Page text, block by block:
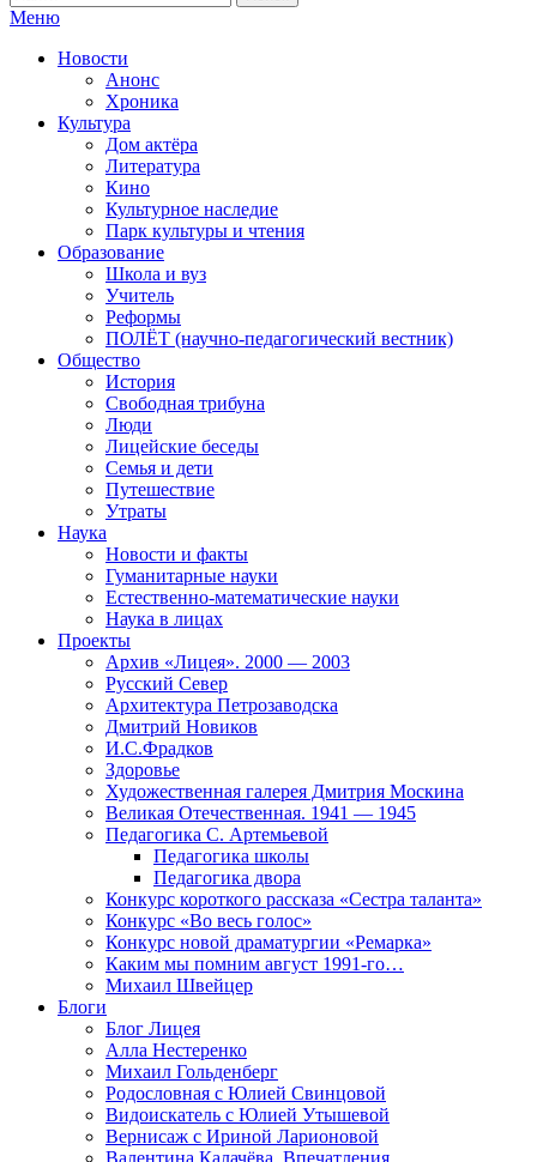
Меню
Новости
Анонс
Хроника
Культура
Дом актёра
Литература
Кино
Культурное наследие
Парк культуры и чтения
Образование
Школа и вуз
Учитель
Реформы
ПОЛЁТ (научно-педагогический вестник)
Общество
История
Свободная трибуна
Люди
Лицейские беседы
Семья и дети
Путешествие
Утраты
Наука
Новости и факты
Гуманитарные науки
Естественно-математические науки
Наука в лицах
Проекты
Архив «Лицея». 2000 — 2003
Русский Север
Архитектура Петрозаводска
Дмитрий Новиков
И.С.Фрадков
Здоровье
Художественная галерея Дмитрия Москина
Великая Отечественная. 1941 — 1945
Педагогика С. Артемьевой
Педагогика школы
Педагогика двора
Конкурс короткого рассказа «Сестра таланта»
Конкурс «Во весь голос»
Конкурс новой драматургии «Ремарка»
Каким мы помним август 1991-го…
Михаил Швейцер
Блоги
Блог Лицея
Алла Нестеренко
Михаил Гольденберг
Родословная с Юлией Свинцовой
Видоискатель с Юлией Утышевой
Вернисаж с Ириной Ларионовой